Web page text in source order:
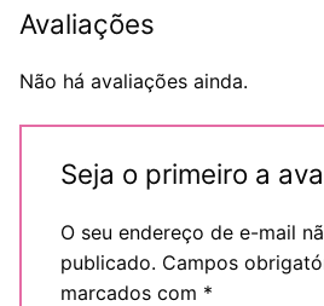
Avaliações
Não há avaliações ainda.
Seja o primeiro a
O seu endereço de e-mail
publicado. Campos
marcados com *